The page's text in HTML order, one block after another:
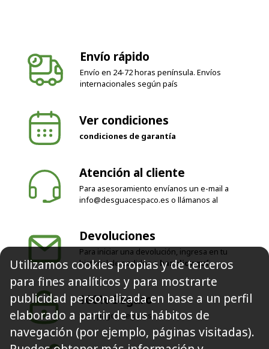
Envío rápido
Envío en 24-72 horas península. Envíos
internacionales según país
Ver condiciones
condiciones de garantía
Atención al cliente
Para asesoramiento envíanos un e-mail a
info@desguacespaco.es o llámanos al
Devoluciones
Para iniciar una devolución, ingresa en tu
historial de pedidos o haz clic aquí
100% Seguro
Solo pagos seguros
Utilizamos cookies propias y de terceros
para fines analíticos y para mostrarte
publicidad personalizada en base a un perfil
elaborado a partir de tus hábitos de
navegación (por ejemplo, páginas visitadas).